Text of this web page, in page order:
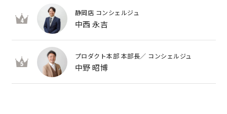
4
静岡店 コンシェルジュ
中西 永吉
5
プロダクト本部 本部長／ コンシェルジュ
中野 昭博